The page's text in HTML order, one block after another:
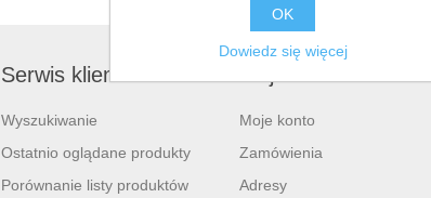
Serwis klienta
Wyszukiwanie
Ostatnio oglądane produkty
Porównanie listy produktów
Moje konto
Zamówienia
Adresy
OK
Dowiedz się więcej